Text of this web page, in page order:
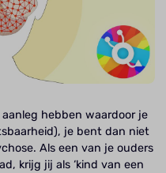
hebben waardoor je
je bent dan niet
Als een van je ouders
krijg jij als ‘kind van een